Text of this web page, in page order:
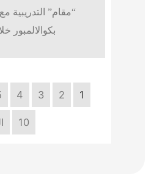
“مقام” التدريبية
بكوالالمبور
1
2
3
4
10